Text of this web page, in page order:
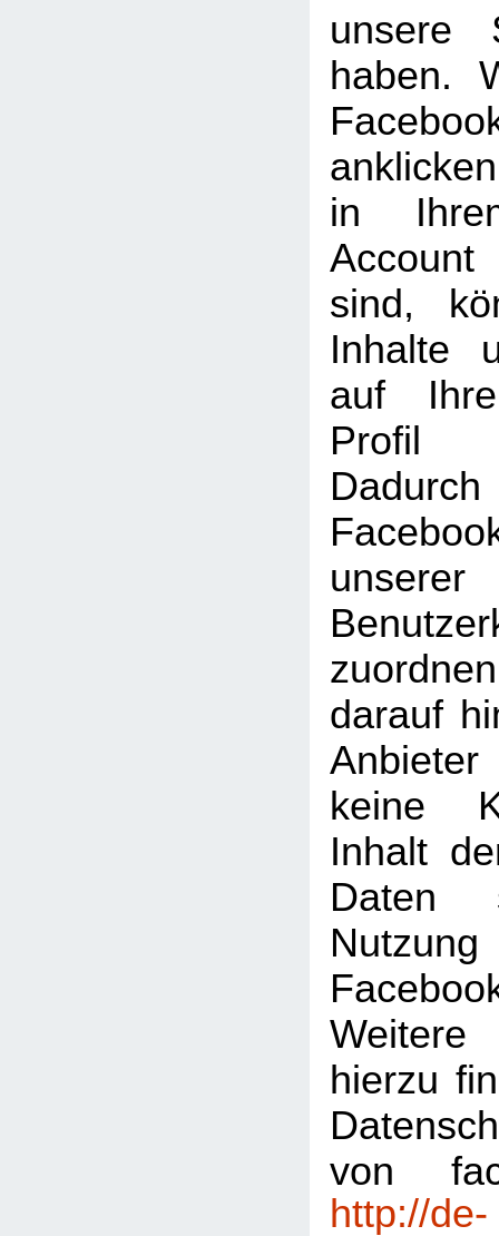
unsere
haben.
in
sind,
Inhalte
auf
Profil
darauf
keine
Inhalt
Daten
Weitere
hierzu
von
http://de-